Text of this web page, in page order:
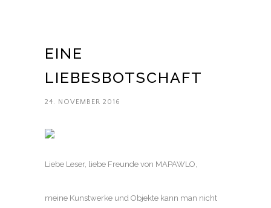
EINE
LIEBESBOTSCHAFT
24. NOVEMBER 2016
Liebe Leser, liebe Freunde von MAPAWLO,
meine Kunstwerke und Objekte kann man nicht